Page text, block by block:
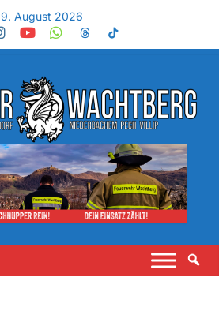
9. August 2026